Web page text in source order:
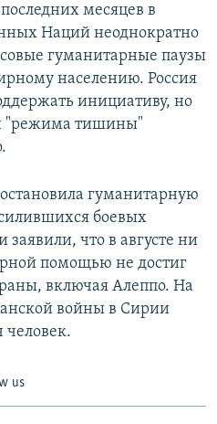
месяцев в
Наций неоднократно
гуманитарные паузы
населению. Россия
инициативу, но
"режима тишины"
гуманитарную
боевых
что в августе ни
помощью не достиг
включая Алеппо. На
войны в Сирии
человек.
us